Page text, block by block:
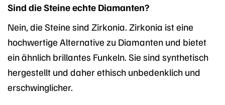
Sind die Steine echte Diamanten?
Nein, die Steine sind Zirkonia. Zirkonia ist eine
hochwertige Alternative zu Diamanten und bietet
ein ähnlich brillantes Funkeln. Sie sind synthetisch
hergestellt und daher ethisch unbedenklich und
erschwinglicher.